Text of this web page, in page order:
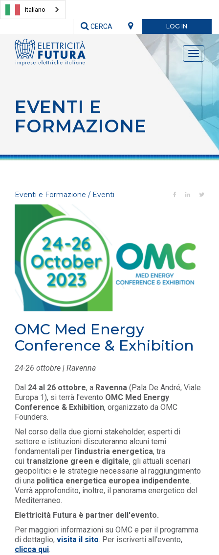
Italiano
LOG IN
CERCA
Toggle
EVENTI E
FORMAZIONE
Eventi e Formazione / Eventi
OMC Med Energy
Conference & Exhibition
24-26 ottobre | Ravenna
Dal 24 al 26 ottobre, a Ravenna (Pala De André, Viale
Europa 1), si terrà l'evento OMC Med Energy
Conference & Exhibition, organizzato da OMC
Founders.
Nel corso della due giorni stakeholder, esperti di
settore e istituzioni discuteranno alcuni temi
fondamentali per l'industria energetica, tra
cui transizione green e digitale, gli attuali scenari
geopolitici e le strategie necessarie al raggiungimento
di una politica energetica europea indipendente.
Verrà approfondito, inoltre, il panorama energetico del
Mediterraneo.
Elettricità Futura è partner dell'evento.
Per maggiori informazioni su OMC e per il programma
di dettaglio, visita il sito. Per iscriverti all'evento,
clicca qui.